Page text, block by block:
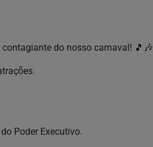
do nosso carnaval! 🎵🎶
Poder Executivo.